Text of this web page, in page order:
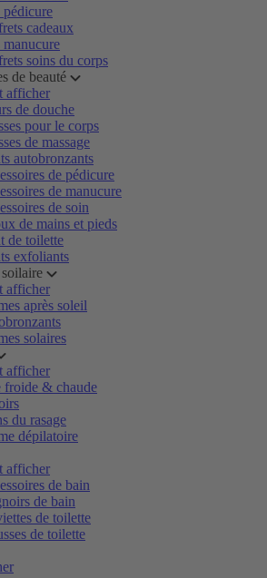
cadeaux
soins du corps
de beauté
afficher
de douche
pour le corps
de massage
autobronzants
de pédicure
de manucure
de soin
de mains et pieds
de toilette
exfoliants
afficher
après soleil
solaires
afficher
froide & chaude
du rasage
dépilatoire
afficher
de bain
de bain
de toilette
de toilette